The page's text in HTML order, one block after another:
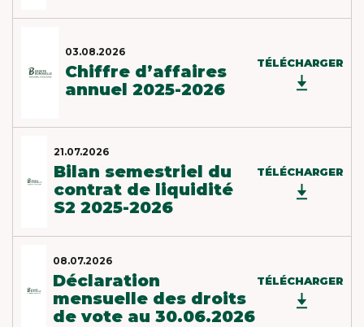
03.08.2026
Chiffre d’affaires
annuel 2025-2026
TÉLÉCHARGER
21.07.2026
Bilan semestriel du
contrat de liquidité
S2 2025-2026
TÉLÉCHARGER
08.07.2026
Déclaration
mensuelle des droits
de vote au 30.06.2026
TÉLÉCHARGER